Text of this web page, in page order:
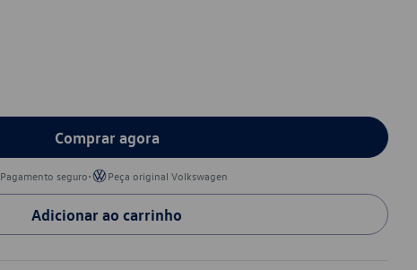
Comprar agora
Pagamento seguro• Peça original Volkswagen
Adicionar ao carrinho